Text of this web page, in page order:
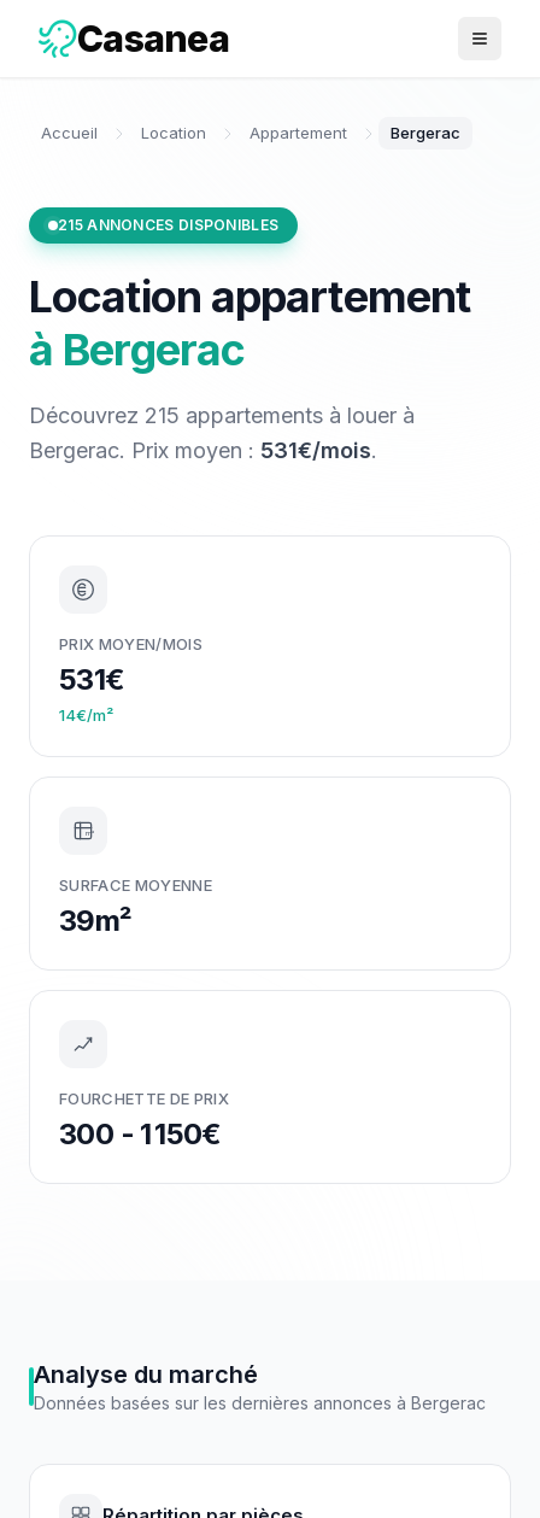
Casanea Ouvrir
Accueil Location Appartement Bergerac
215ANNONCES DISPONIBLES
Location appartement
à Bergerac
Découvrez 215 appartements à louer à
Bergerac. Prix moyen : 531€/mois.
PRIX MOYEN/MOIS
531€
14€/m²
m²
SURFACE MOYENNE
39m²
FOURCHETTE DE PRIX
300 - 1 150€
Analyse du marché
Données basées sur les dernières annonces à Bergerac